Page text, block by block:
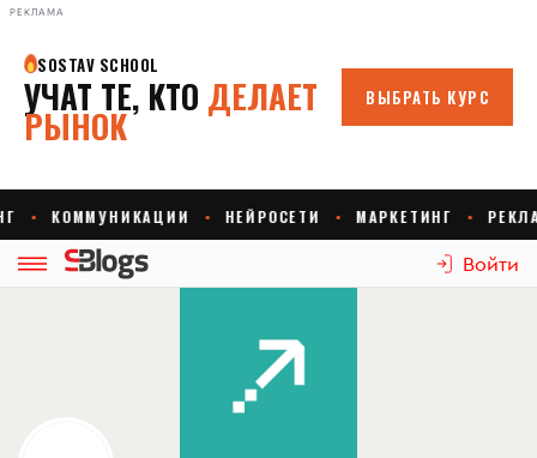
РЕКЛАМА
Войти